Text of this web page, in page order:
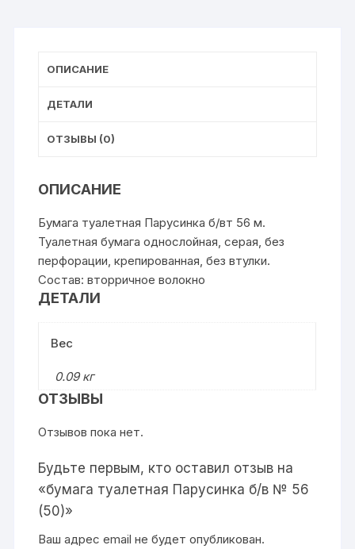
ОПИСАНИЕ
ДЕТАЛИ
ОТЗЫВЫ (0)
ОПИСАНИЕ
Бумага туалетная Парусинка б/вт 56 м.
Туалетная бумага однослойная, серая, без
перфорации, крепированная, без втулки.
Состав: вторричное волокно
ДЕТАЛИ
Вес
0.09 кг
ОТЗЫВЫ
Отзывов пока нет.
Будьте первым, кто оставил отзыв на
«бумага туалетная Парусинка б/в № 56
(50)»
Ваш адрес email не будет опубликован.